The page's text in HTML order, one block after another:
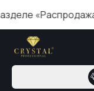
«Распродажа»!